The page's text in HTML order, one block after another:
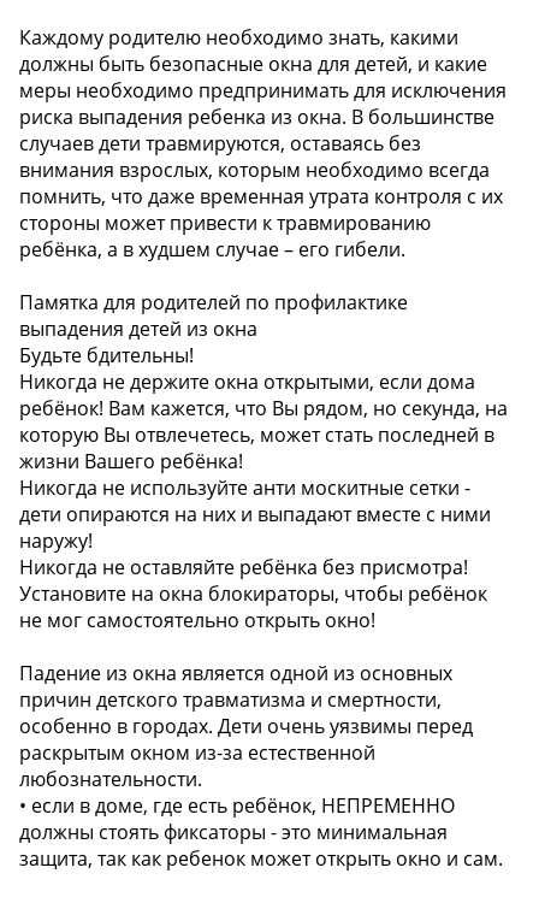
Каждому родителю необходимо знать, какими
должны быть безопасные окна для детей, и какие
меры необходимо предпринимать для исключения
риска выпадения ребенка из окна. В большинстве
случаев дети травмируются, оставаясь без
внимания взрослых, которым необходимо всегда
помнить, что даже временная утрата контроля с их
стороны может привести к травмированию
ребёнка, а в худшем случае – его гибели.
Памятка для родителей по профилактике
выпадения детей из окна
Будьте бдительны!
Никогда не держите окна открытыми, если дома
ребёнок! Вам кажется, что Вы рядом, но секунда, на
которую Вы отвлечетесь, может стать последней в
жизни Вашего ребёнка!
Никогда не используйте анти москитные сетки -
дети опираются на них и выпадают вместе с ними
наружу!
Никогда не оставляйте ребёнка без присмотра!
Установите на окна блокираторы, чтобы ребёнок
не мог самостоятельно открыть окно!
Падение из окна является одной из основных
причин детского травматизма и смертности,
особенно в городах. Дети очень уязвимы перед
раскрытым окном из-за естественной
любознательности.
• если в доме, где есть ребёнок, НЕПРЕМЕННО
должны стоять фиксаторы - это минимальная
защита, так как ребенок может открыть окно и сам.